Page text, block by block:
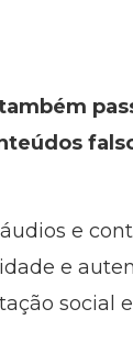
e
e
social